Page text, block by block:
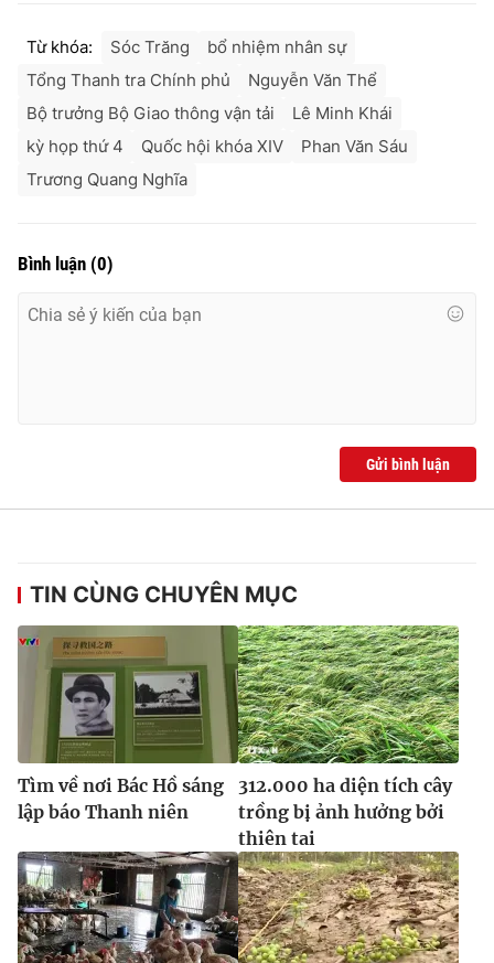
Từ khóa: Sóc Trăng
bổ nhiệm nhân sự
Tổng Thanh tra Chính phủ
Nguyễn Văn Thể
Bộ trưởng Bộ Giao thông vận tải
Lê Minh Khái
kỳ họp thứ 4
Quốc hội khóa XIV
Phan Văn Sáu
Trương Quang Nghĩa
Bình luận (0)
Gửi bình luận
TIN CÙNG CHUYÊN MỤC
Tìm về nơi Bác Hồ sáng
lập báo Thanh niên
312.000 ha diện tích cây
trồng bị ảnh hưởng bởi
thiên tai